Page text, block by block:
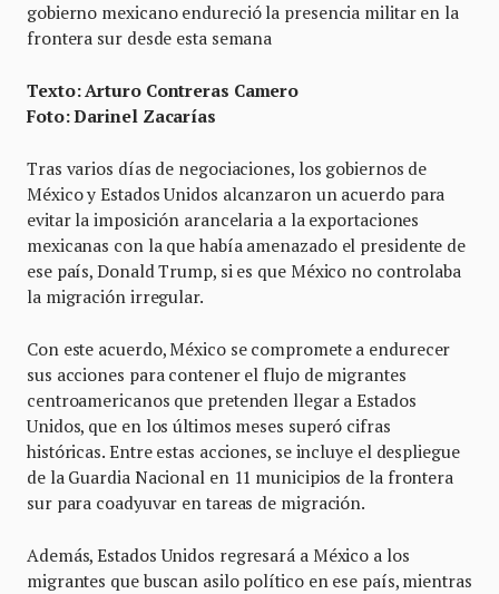
gobierno mexicano endureció la presencia militar en la
frontera sur desde esta semana
Texto: Arturo Contreras Camero
Foto: Darinel Zacarías
Tras varios días de negociaciones, los gobiernos de
México y Estados Unidos alcanzaron un acuerdo para
evitar la imposición arancelaria a la exportaciones
mexicanas con la que había amenazado el presidente de
ese país, Donald Trump, si es que México no controlaba
la migración irregular.
Con este acuerdo, México se compromete a endurecer
sus acciones para contener el flujo de migrantes
centroamericanos que pretenden llegar a Estados
Unidos, que en los últimos meses superó cifras
históricas. Entre estas acciones, se incluye el despliegue
de la Guardia Nacional en 11 municipios de la frontera
sur para coadyuvar en tareas de migración.
Además, Estados Unidos regresará a México a los
migrantes que buscan asilo político en ese país, mientras